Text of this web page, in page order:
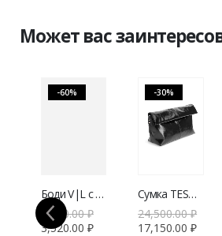
Может вас
-60%
Боди V|L с декольте
8,800.00₽
3,520.00 ₽
-30%
Сумка TESORINI Doroty черный
24,500.00₽
17,150.00₽